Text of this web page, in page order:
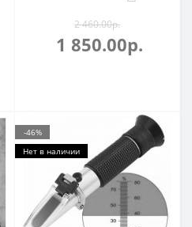
2 460.00р.
1 850.00р.
-46%
Нет в наличии